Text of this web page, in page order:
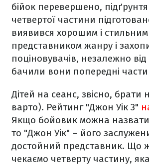
бійок перевершено,
четвертої частини
виявився хорошим і стильним
представником жанру і
поціновувачів, незалежно від
бачили вони попередні
Дітей на сеанс, звісно, брати
варто). Рейтинг "Джон Уік 3"
Якщо бойовик можна
то "Джон Уік" – його
достойний представник. Що
чекаємо четверту частину,